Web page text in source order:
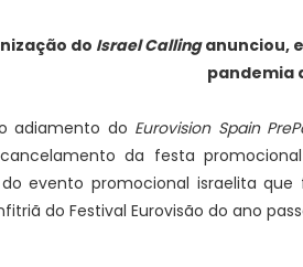
do Israel Callinganunciou,
pandemia
adiamento do Eurovision Spain
da festa
evento promocional israelita
do Festival Eurovisão do ano